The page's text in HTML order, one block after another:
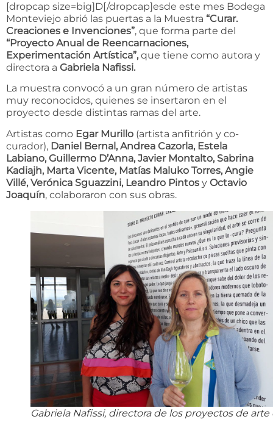
[dropcap size=big]D[/dropcap]esde este mes Bodega
Monteviejo abrió las puertas a la Muestra “Curar.
Creaciones e Invenciones”, que forma parte del
“Proyecto Anual de Reencarnaciones,
Experimentación Artística”, que tiene como autora y
directora a Gabriela Nafissi.
La muestra convocó a un gran número de artistas
muy reconocidos, quienes se insertaron en el
proyecto desde distintas ramas del arte.
Artistas como Egar Murillo (artista anfitrión y co-
curador), Daniel Bernal, Andrea Cazorla, Estela
Labiano, Guillermo D’Anna, Javier Montalto, Sabrina
Kadiajh, Marta Vicente, Matías Maluko Torres, Angie
Villé, Verónica Sguazzini, Leandro Pintos y Octavio
Joaquín, colaboraron con sus obras.
Gabriela Nafissi, directora de los proyectos de arte